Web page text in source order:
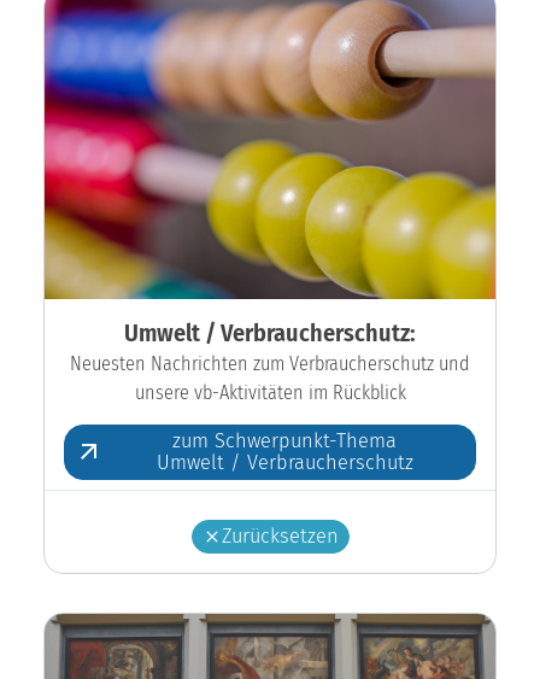
Umwelt / Verbraucherschutz:
Neuesten Nachrichten zum Verbraucherschutz und
unsere vb-Aktivitäten im Rückblick
zum Schwerpunkt-Thema
Umwelt / Verbraucherschutz
Zurücksetzen